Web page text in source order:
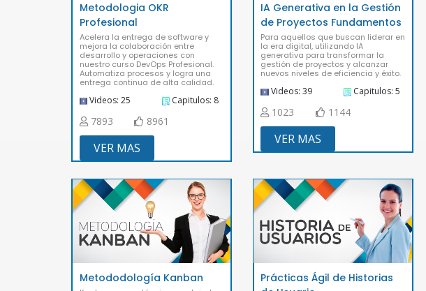
Metodologia OKR
Profesional
Acelera la entrega de software y
mejora la colaboración entre
desarrollo y operaciones con
nuestro curso DevOps Profesional.
Automatiza procesos y logra una
entrega continua de alta calidad.
Videos: 25 Capitulos: 8
7893 8961
VER MAS
IA Generativa en la Gestión
de Proyectos Fundamentos
Para aquellos que buscan liderar en
la era digital, utilizando IA
generativa para transformar la
gestión de proyectos y alcanzar
nuevos niveles de eficiencia y éxito.
Videos: 39 Capitulos: 5
1023 1144
VER MAS
Metododología Kanban
Prácticas Ágil de Historias